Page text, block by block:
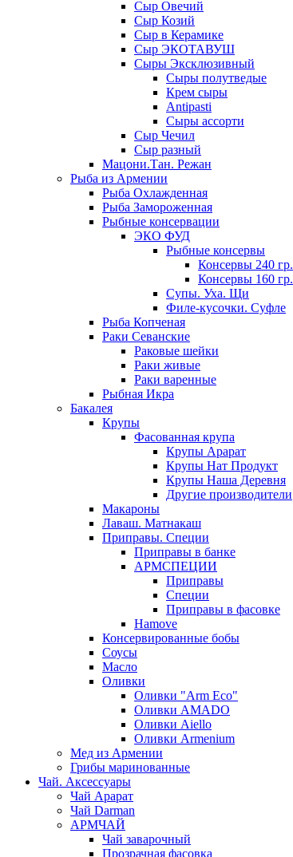
Сыр Овечий
Сыр Козий
Сыр в Керамике
Сыр ЭКОТАВУШ
Сыры Эксклюзивный
Сыры полутведые
Крем сыры
Antipasti
Сыры ассорти
Сыр Чечил
Сыр разный
Мацони.Тан. Режан
Рыба из Армении
Рыба Охлажденная
Рыба Замороженная
Рыбные консервации
ЭКО ФУД
Рыбные консервы
Консервы 240 гр.
Консервы 160 гр.
Супы. Уха. Щи
Филе-кусочки. Суфле
Рыба Копченая
Раки Севанские
Раковые шейки
Раки живые
Раки варенные
Рыбная Икра
Бакалея
Крупы
Фасованная крупа
Крупы Арарат
Крупы Нат Продукт
Крупы Наша Деревня
Другие производители
Макароны
Лаваш. Матнакаш
Приправы. Специи
Приправы в банке
АРМСПЕЦИИ
Приправы
Специи
Приправы в фасовке
Hamove
Консервированные бобы
Соусы
Масло
Оливки
Оливки "Arm Eco"
Оливки AMADO
Оливки Aiello
Оливки Armenium
Мед из Армении
Грибы маринованные
Чай. Аксессуары
Чай Арарат
Чай Darman
АРМЧАЙ
Чай заварочный
Прозрачная фасовка